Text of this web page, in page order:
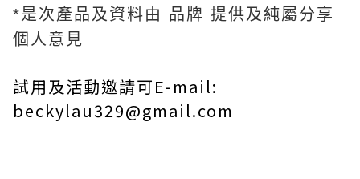
*是次產品及資料由 品牌 提供及純屬分享
個人意見
試用及活動邀請可E-mail:
beckylau329@gmail.com